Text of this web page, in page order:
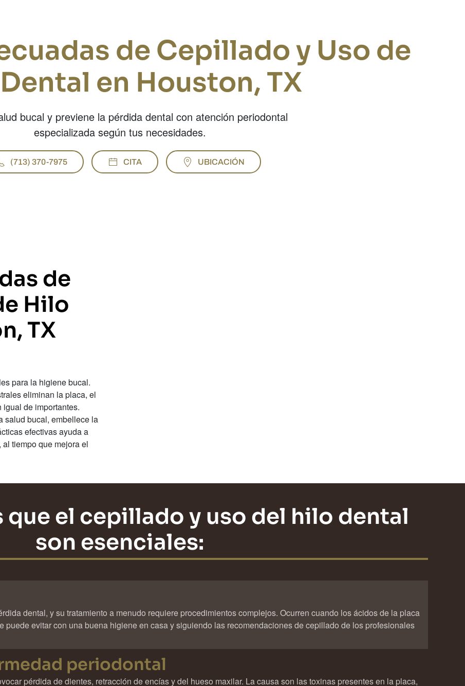
de Cepillado y Uso de
en Houston, TX
bucal y previene la pérdida dental con atención periodontal
especializada según tus necesidades.
(713) 370-7975 CITA UBICACIÓN
de
Hilo
TX
para la higiene bucal.
eliminan la placa, el
de importantes.
salud bucal, embellece la
efectivas ayuda a
tiempo que mejora el
que el cepillado y uso del hilo dental
son esenciales:
dental, y su tratamiento a menudo requiere procedimientos complejos. Ocurren cuando los ácidos de la placa
puede evitar con una buena higiene en casa y siguiendo las recomendaciones de cepillado de los profesionales
periodontal
pérdida de dientes, retracción de encías y del hueso maxilar. La causa son las toxinas presentes en la placa,